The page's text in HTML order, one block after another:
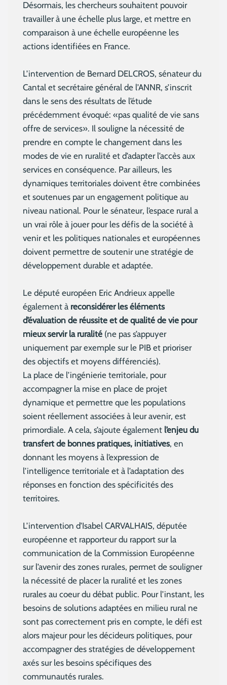
Désormais, les chercheurs souhaitent pouvoir
travailler à une échelle plus large, et mettre en
comparaison à une échelle européenne les
actions identifiées en France.
L’intervention de Bernard DELCROS, sénateur du
Cantal et secrétaire général de l’ANNR, s’inscrit
dans le sens des résultats de l’étude
précédemment évoqué: «pas qualité de vie sans
offre de services». Il souligne la nécessité de
prendre en compte le changement dans les
modes de vie en ruralité et d’adapter l’accès aux
services en conséquence. Par ailleurs, les
dynamiques territoriales doivent être combinées
et soutenues par un engagement politique au
niveau national. Pour le sénateur, l’espace rural a
un vrai rôle à jouer pour les défis de la société à
venir et les politiques nationales et européennes
doivent permettre de soutenir une stratégie de
développement durable et adaptée.
Le député européen Eric Andrieux appelle
également à reconsidérer les éléments
d’évaluation de réussite et de qualité de vie pour
mieux servir la ruralité (ne pas s’appuyer
uniquement par exemple sur le PIB et prioriser
des objectifs et moyens différenciés).
La place de l’ingénierie territoriale, pour
accompagner la mise en place de projet
dynamique et permettre que les populations
soient réellement associées à leur avenir, est
primordiale. A cela, s’ajoute également l’enjeu du
transfert de bonnes pratiques, initiatives, en
donnant les moyens à l’expression de
l’intelligence territoriale et à l’adaptation des
réponses en fonction des spécificités des
territoires.
L’intervention d’Isabel CARVALHAIS, députée
européenne et rapporteur du rapport sur la
communication de la Commission Européenne
sur l’avenir des zones rurales, permet de souligner
la nécessité de placer la ruralité et les zones
rurales au coeur du débat public. Pour l’instant, les
besoins de solutions adaptées en milieu rural ne
sont pas correctement pris en compte, le défi est
alors majeur pour les décideurs politiques, pour
accompagner des stratégies de développement
axés sur les besoins spécifiques des
communautés rurales.